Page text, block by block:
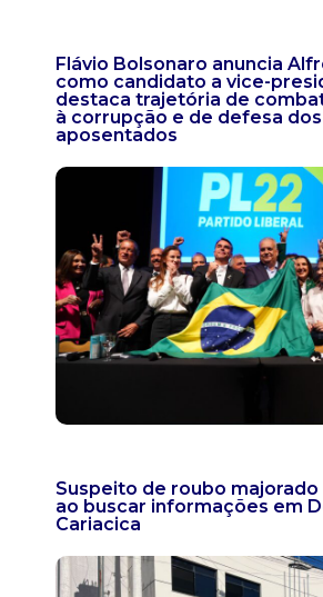
Flávio Bolsonaro anuncia
como candidato a vice-
destaca trajetória de
à corrupção e de defesa dos
aposentados
Suspeito de roubo
ao buscar informações em
Cariacica